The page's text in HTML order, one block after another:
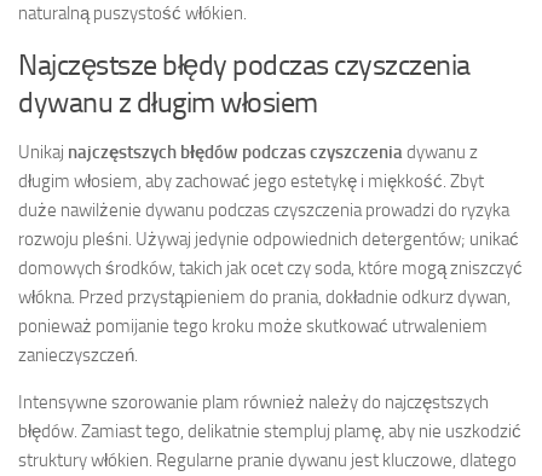
naturalną puszystość włókien.
Najczęstsze błędy podczas czyszczenia
dywanu z długim włosiem
Unikaj najczęstszych błędów podczas czyszczeniadywanu z
długim włosiem, aby zachować jego estetykę i miękkość. Zbyt
duże nawilżenie dywanu podczas czyszczenia prowadzi do ryzyka
rozwoju pleśni. Używaj jedynie odpowiednich detergentów; unikać
domowych środków, takich jak ocet czy soda, które mogą zniszczyć
włókna. Przed przystąpieniem do prania, dokładnie odkurz dywan,
ponieważ pomijanie tego kroku może skutkować utrwaleniem
zanieczyszczeń.
Intensywne szorowanie plam również należy do najczęstszych
błędów. Zamiast tego, delikatnie stempluj plamę, aby nie uszkodzić
struktury włókien. Regularne pranie dywanu jest kluczowe, dlatego